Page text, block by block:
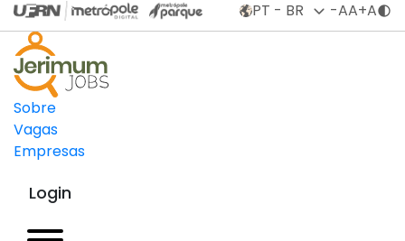
-AA+A
Sobre
Vagas
Empresas
Login